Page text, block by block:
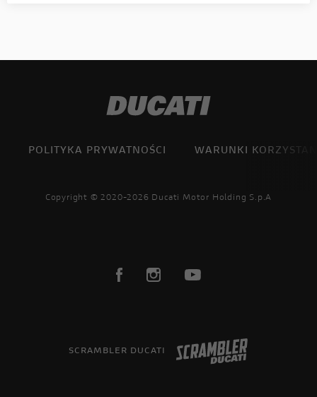
POLITYKA PRYWATNOŚCI WARUNKI
Copyright © 2020-2026 Ducati Motor Holding S.p.A
SCRAMBLER DUCATI